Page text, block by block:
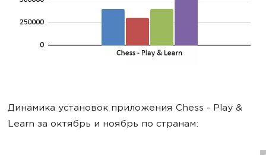
Динамика установок приложения Chess - Play &
Learn за октябрь и ноябрь по странам: